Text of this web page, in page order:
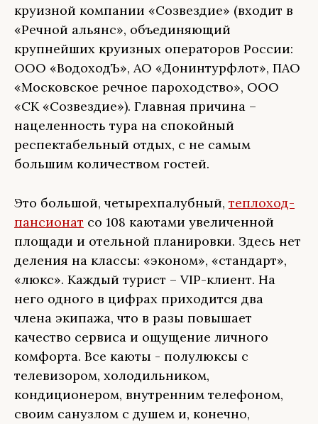
круизной компании «Созвездие» (входит в
«Речной альянс», объединяющий
крупнейших круизных операторов России:
ООО «ВодоходЪ», АО «Донинтурфлот», ПАО
«Московское речное пароходство», ООО
«СК «Созвездие»). Главная причина –
нацеленность тура на спокойный
респектабельный отдых, с не самым
большим количеством гостей.
Это большой, четырехпалубный, теплоход-
пансионат со 108 каютами увеличенной
площади и отельной планировки. Здесь нет
деления на классы: «эконом», «стандарт»,
«люкс». Каждый турист – VIP-клиент. На
него одного в цифрах приходится два
члена экипажа, что в разы повышает
качество сервиса и ощущение личного
комфорта. Все каюты - полулюксы с
телевизором, холодильником,
кондиционером, внутренним телефоном,
своим санузлом с душем и, конечно,